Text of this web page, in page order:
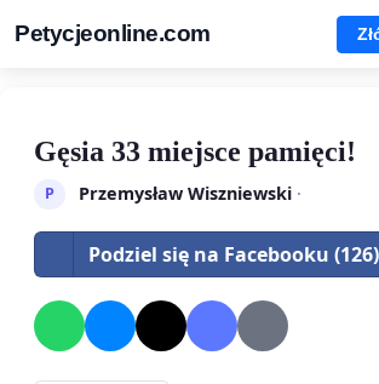
Petycjeonline.com
Gęsia 33 miejsce pamięci!
P Przemysław Wiszniewski·
Podziel się na Facebooku (126)